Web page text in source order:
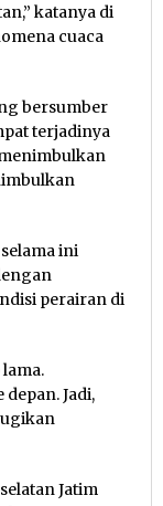
katanya di
cuaca
bersumber
terjadinya
ini
perairan di
Jadi,
Jatim